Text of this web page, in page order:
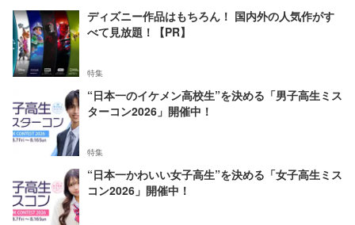
ディズニー作品はもちろん！ 国内外の人気作がす
べて見放題！【PR】
特集
“日本一のイケメン高校生”を決める「男子高生ミス
ターコン2026」開催中！
特集
“日本一かわいい女子高生”を決める「女子高生ミス
コン2026」開催中！